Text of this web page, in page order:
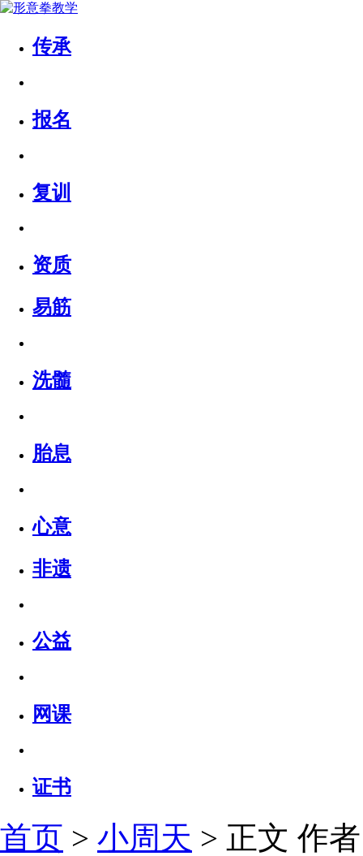
传承
报名
复训
资质
易筋
洗髓
胎息
心意
非遗
公益
网课
证书
首页 > 小周天 > 正文 作